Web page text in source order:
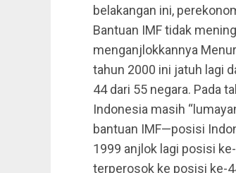
belakangan ini,
Bantuan IMF tidak
menganjlokkannya
tahun 2000 ini jatuh lagi
44 dari 55 negara. Pada
Indonesia masih
bantuan IMF—posisi
1999 anjlok lagi posisi
terperosok ke posisi ke-